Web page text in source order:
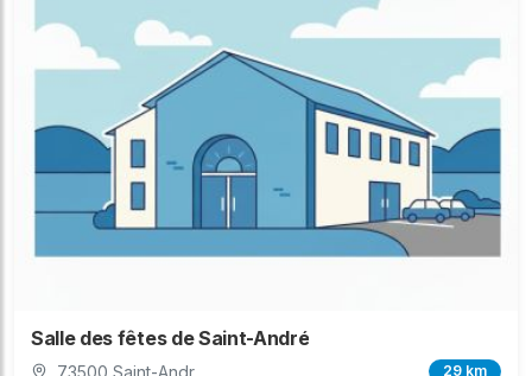
Salle des fêtes de Saint-André
73500 Saint-Andr 29 km